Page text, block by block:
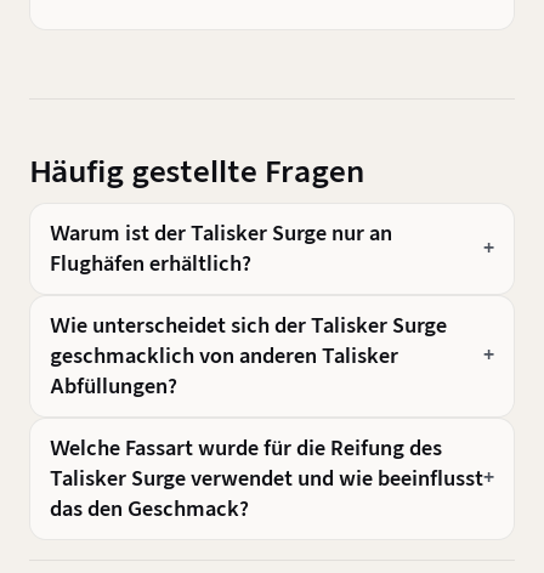
Häufig gestellte Fragen
Warum ist der Talisker Surge nur an
Flughäfen erhältlich?
Wie unterscheidet sich der Talisker Surge
geschmacklich von anderen Talisker
Abfüllungen?
Welche Fassart wurde für die Reifung des
Talisker Surge verwendet und wie beeinflusst
das den Geschmack?